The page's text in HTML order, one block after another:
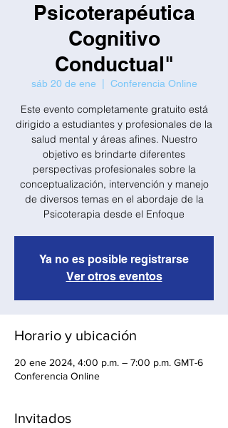
Psicoterapéutica
Cognitivo
Conductual"
sáb 20 de ene Conferencia Online
Este evento completamente gratuito está
dirigido a estudiantes y profesionales de la
salud mental y áreas afines. Nuestro
objetivo es brindarte diferentes
perspectivas profesionales sobre la
conceptualización, intervención y manejo
de diversos temas en el abordaje de la
Psicoterapia desde el Enfoque
Ya no es posible registrarse
Ver otros eventos
Horario y ubicación
20 ene 2024, 4:00 p.m. – 7:00 p.m. GMT-6
Conferencia Online
Invitados